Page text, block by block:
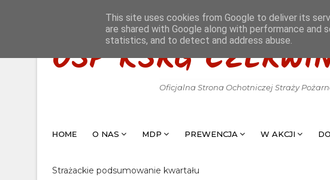
OSP KSRG
Oficjalna Strona Ochotniczej Straży
HOME O NAS MDP PREWENCJA W AKCJI
Strażackie podsumowanie kwartału
This site uses cookies from Google to deliver its
are shared with Google along with performance
statistics, and to detect and address abuse.